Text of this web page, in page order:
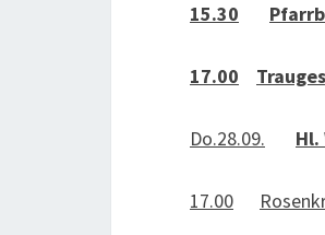
15.30
17.00
Do.28.09.
17.00